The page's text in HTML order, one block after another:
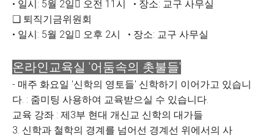
• 일시: 5월 2일󰃄 오전 11시 • 장소: 교구 사무실
❑ 퇴직기금위원회
• 일시: 5월 2일󰃄 오후 2시 • 장소: 교구 사무실
온라인교육실 '어둠속의 촛불들'
- 매주 화요일 '신학의 영토들' 신학하기 이어가고 있습니
다. : 줌미팅 사용하여 교육받으실 수 있습니다.
교육 강좌 : 제3부 현대 개신교 신학의 대가들
3. 신학과 철학의 경계를 넘어선 경계선 위에서의 사